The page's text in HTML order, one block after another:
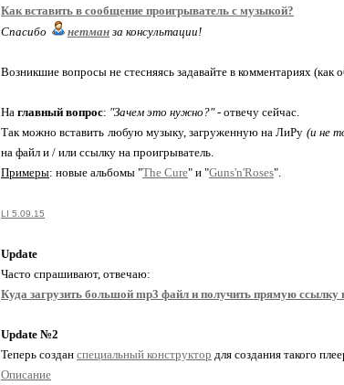
Как вставить в сообщение проигрыватель с музыкой?
Спасибо
нетман за консультации!
Возникшие вопросы не стесняясь задавайте в комментариях (как
На главный вопрос: "Зачем это нужно?"- отвечу сейчас.
Так можно вставить любую музыку, загруженную на ЛиРу (и не
на файл и / или ссылку на проигрыватель.
Примеры: новые альбомы "The Cure" и "Guns'n'Roses".
LI 5.09.15
Update
Часто спрашивают, отвечаю:
Куда загрузить большой mp3 файл и получить прямую ссылку
Update №2
Теперь создан специальный конструктор для создания такого
Описание